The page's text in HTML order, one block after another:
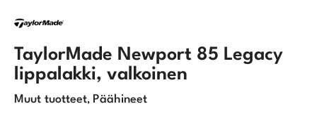
TaylorMade Newport 85 Legacy
lippalakki, valkoinen
Muut tuotteet, Päähineet